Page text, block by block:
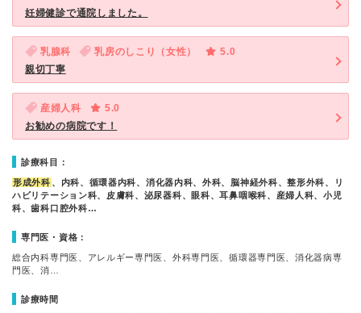
妊婦健診で通院しました。
乳腺科 乳房のしこり（女性）
5.0
親切丁寧
産婦人科
5.0
お勧めの病院です！
診療科目：
形成外科 、内科、循環器内科、消化器内科、外科、脳神経外科、整形外科、リ
ハビリテーション科、皮膚科、泌尿器科、眼科、耳鼻咽喉科、産婦人科、小児
科、歯科口腔外科…
専門医・資格：
総合内科専門医、アレルギー専門医、外科専門医、循環器専門医、消化器病専
門医、消…
診療時間